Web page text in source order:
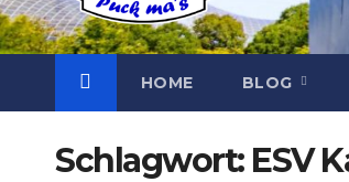
HOME BLOG
Schlagwort: ESV